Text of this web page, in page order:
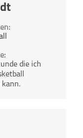
die ich
kann.